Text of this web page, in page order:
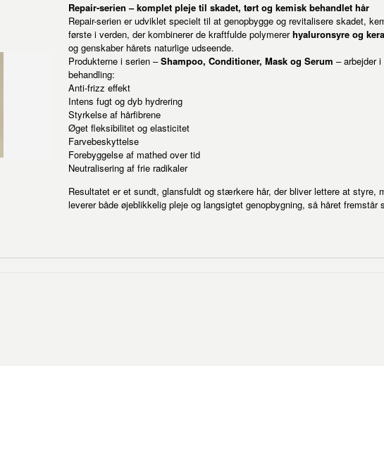
Repair-serien – komplet pleje til skadet, tørt og kemisk behandlet hår
Repair-serien er udviklet specielt til at genopbygge og revitalisere skadet,
første i verden, der kombinerer de kraftfulde polymererhyaluronsyre og
og genskaber hårets naturlige udseende.
Produkterne i serien –Shampoo, Conditioner, Mask og Serum – arbejder
behandling:
Anti-frizz effekt
Intens fugt og dyb hydrering
Styrkelse af hårfibrene
Øget fleksibilitet og elasticitet
Farvebeskyttelse
Forebyggelse af mathed over tid
Neutralisering af frie radikaler
Resultatet er et sundt, glansfuldt og stærkere hår, der bliver lettere at styre,
leverer både øjeblikkelig pleje og langsigtet genopbygning, så håret fremstår